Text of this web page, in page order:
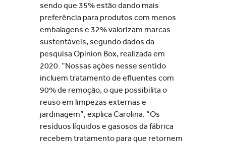
sendo que 35% estão dando mais
preferência para produtos com menos
embalagens e 32% valorizam marcas
sustentáveis, segundo dados da
pesquisa Opinion Box, realizada em
2020. “Nossas ações nesse sentido
incluem tratamento de efluentes com
90% de remoção, o que possibilita o
reuso em limpezas externas e
jardinagem”, explica Carolina. “Os
resíduos líquidos e gasosos da fábrica
recebem tratamento para que retornem